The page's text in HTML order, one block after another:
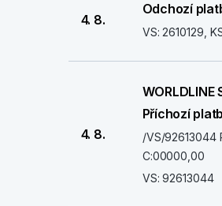
4. 8.
Odchozí
VS: 2610129,
4. 8.
WORLDLINE
Příchozí
/VS/92613044
C:00000,00
VS: 92613044